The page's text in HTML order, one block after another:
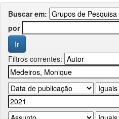
Buscar em:
por
Filtros correntes: